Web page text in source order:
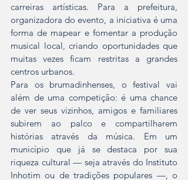
carreiras artísticas. Para a prefeitura,
organizadora do evento, a iniciativa é uma
forma de mapear e fomentar a produção
musical local, criando oportunidades que
muitas vezes ficam restritas a grandes
centros urbanos.
Para os brumadinhenses, o festival vai
além de uma competição: é uma chance
de ver seus vizinhos, amigos e familiares
subirem ao palco e compartilharem
histórias através da música. Em um
município que já se destaca por sua
riqueza cultural — seja através do Instituto
Inhotim ou de tradições populares —, o